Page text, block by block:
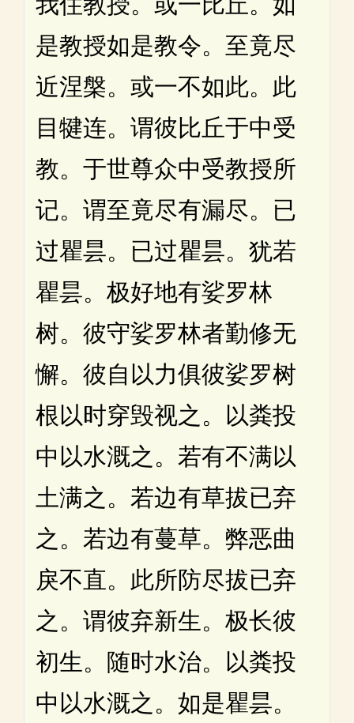
是教授如是教令。至竟尽
近涅槃。或一不如此。此
目犍连。谓彼比丘于中受
教。于世尊众中受教授所
记。谓至竟尽有漏尽。已
过瞿昙。已过瞿昙。犹若
瞿昙。极好地有娑罗林
树。彼守娑罗林者勤修无
懈。彼自以力俱彼娑罗树
根以时穿毁视之。以粪投
中以水溉之。若有不满以
土满之。若边有草拔已弃
之。若边有蔓草。弊恶曲
戾不直。此所防尽拔已弃
之。谓彼弃新生。极长彼
初生。随时水治。以粪投
中以水溉之。如是瞿昙。